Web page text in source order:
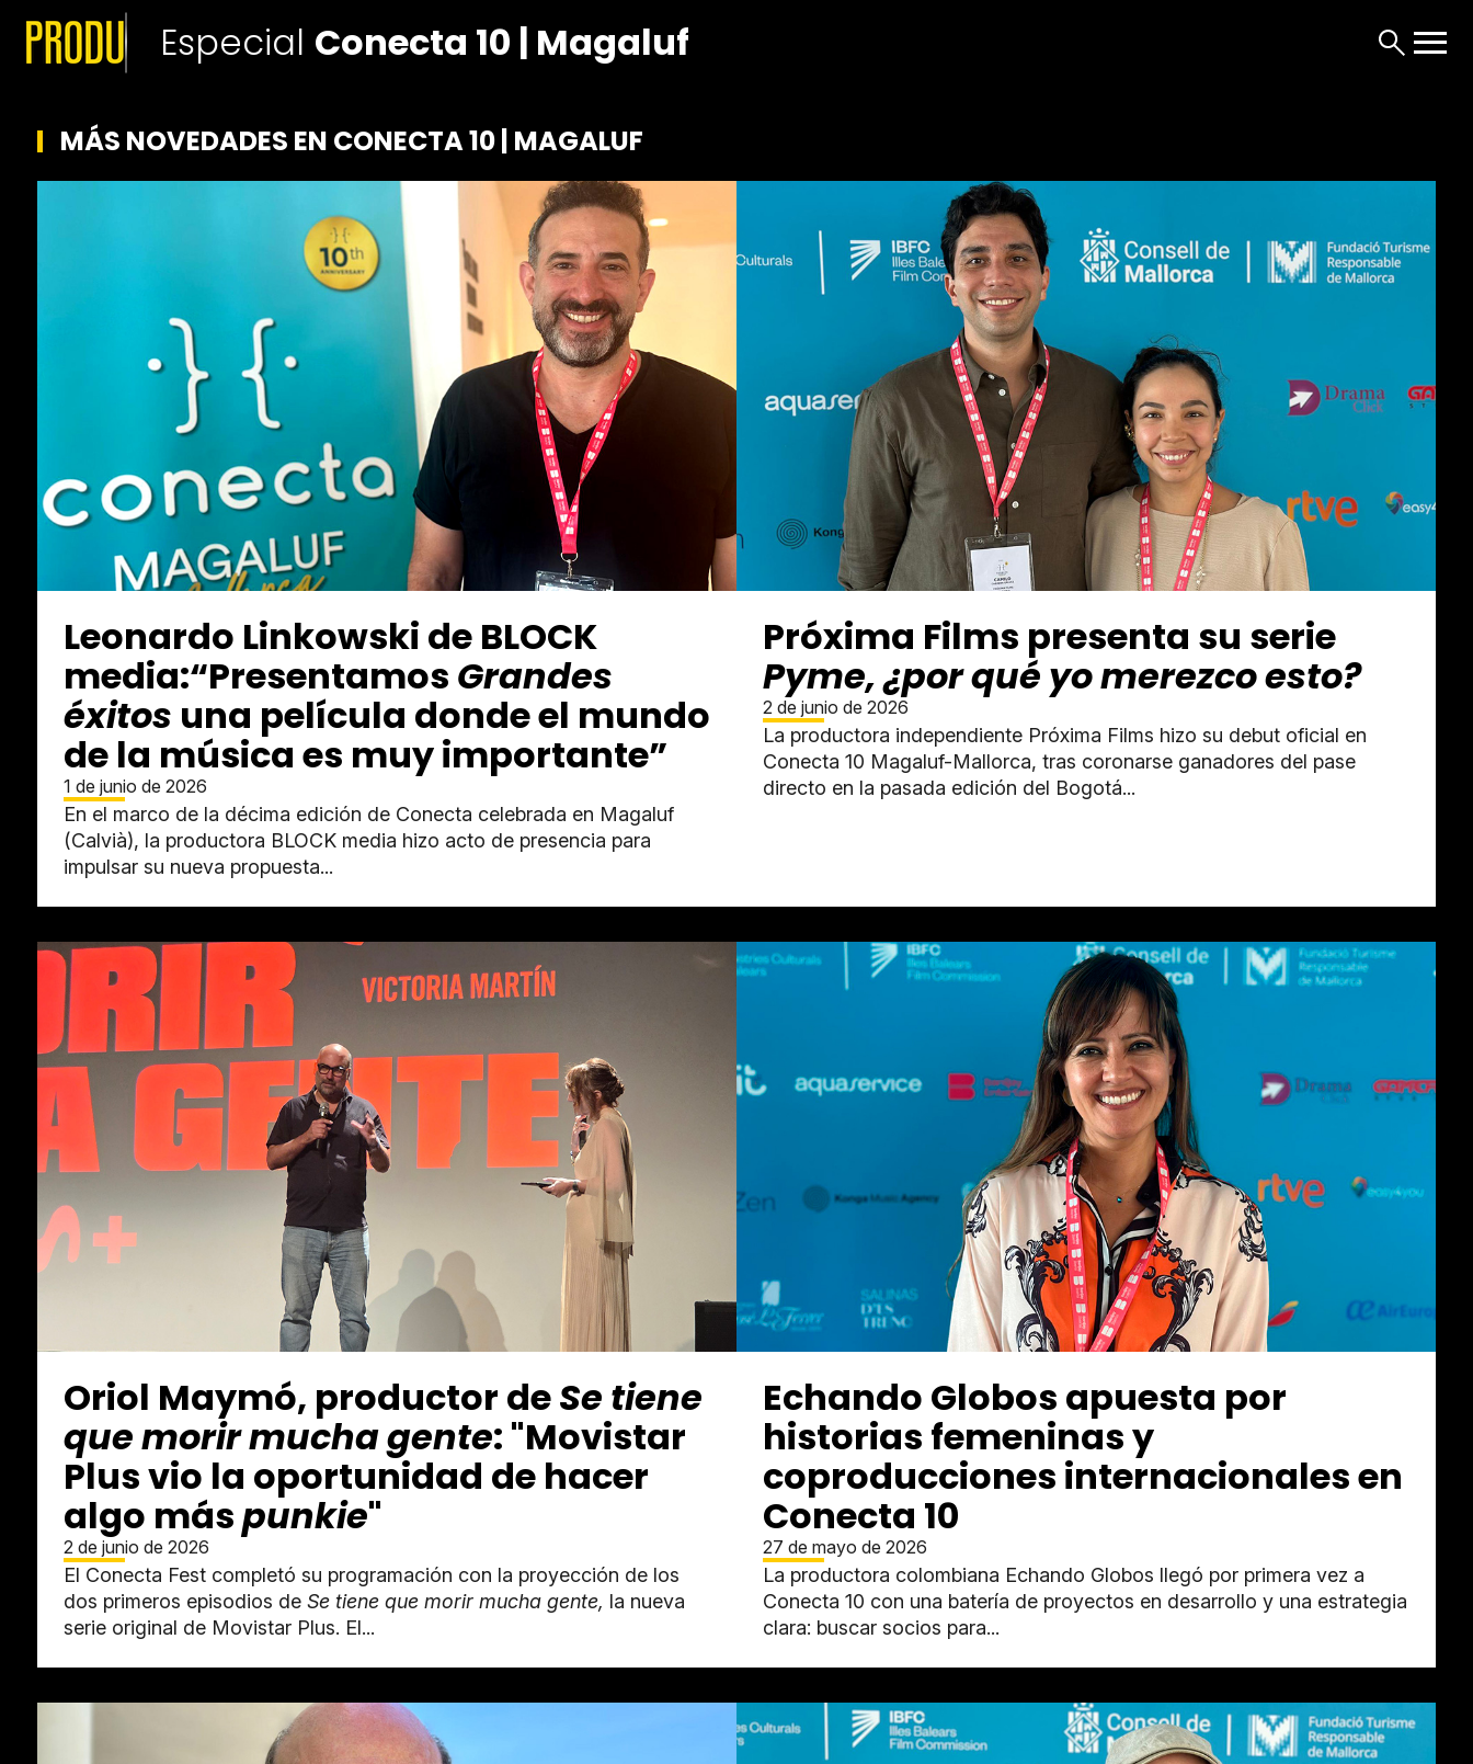
Especial Conecta 10 | Magaluf
MÁS NOVEDADES EN CONECTA 10 | MAGALUF
Leonardo Linkowski de BLOCK
media:“Presentamos Grandes
éxitos una película donde el mundo
de la música es muy importante”
1 de junio de 2026
En el marco de la décima edición de Conecta celebrada en Magaluf
(Calvià), la productora BLOCK media hizo acto de presencia para
impulsar su nueva propuesta...
Próxima Films presenta su serie
Pyme, ¿por qué yo merezco esto?
2 de junio de 2026
La productora independiente Próxima Films hizo su debut oficial en
Conecta 10 Magaluf-Mallorca, tras coronarse ganadores del pase
directo en la pasada edición del Bogotá...
Oriol Maymó, productor deSe tiene
que morir mucha gente: "Movistar
Plus vio la oportunidad de hacer
algo máspunkie"
2 de junio de 2026
El Conecta Fest completó su programación con la proyección de los
dos primeros episodios de Se tiene que morir mucha gente, la nueva
serie original de Movistar Plus. El...
Echando Globos apuesta por
historias femeninas y
coproducciones internacionales en
Conecta 10
27 de mayo de 2026
La productora colombiana Echando Globos llegó por primera vez a
Conecta 10 con una batería de proyectos en desarrollo y una estrategia
clara: buscar socios para...